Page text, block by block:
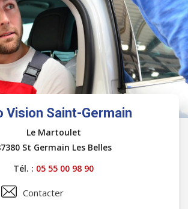
Vision Saint-Germain
Le Martoulet
St Germain Les Belles
Tél. : 05 55 00 98 90
Contacter